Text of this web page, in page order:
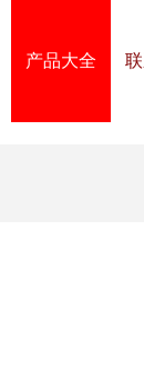
产品大全